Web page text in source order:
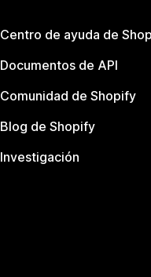
Centro de ayuda de
Documentos de API
Comunidad de Shopify
Blog de Shopify
Investigación